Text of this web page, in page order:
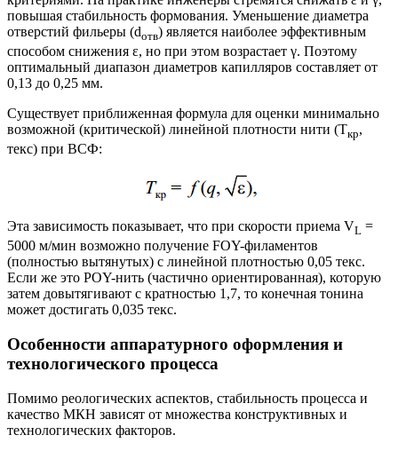
повышая стабильность формования. Уменьшение диаметра
отверстий фильеры (dотв) является наиболее эффективным
способом снижения ε, но при этом возрастает γ. Поэтому
оптимальный диапазон диаметров капилляров составляет от
0,13 до 0,25 мм.
Существует приближенная формула для оценки минимально
возможной (критической) линейной плотности нити (Ткр,
текс) при ВСФ:
Эта зависимость показывает, что при скорости приема VL =
5000 м/мин возможно получение FOY-филаментов
(полностью вытянутых) с линейной плотностью 0,05 текс.
Если же это POY-нить (частично ориентированная), которую
затем довытягивают с кратностью 1,7, то конечная тонина
может достигать 0,035 текс.
Особенности аппаратурного оформления и
технологического процесса
Помимо реологических аспектов, стабильность процесса и
качество МКН зависят от множества конструктивных и
технологических факторов.